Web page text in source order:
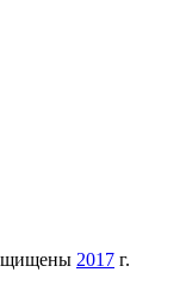
2017 г.